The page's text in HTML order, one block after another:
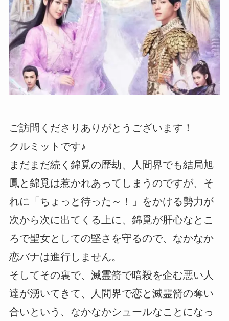
ご訪問くださりありがとうございます！
クルミットです♪
まだまだ続く錦覓の歴劫、人間界でも結局旭
鳳と錦覓は惹かれあってしまうのですが、そ
れに「ちょっと待った～！」をかける勢力が
次から次に出てくる上に、錦覓が肝心なとこ
ろで聖女としての堅さを守るので、なかなか
恋バナは進行しません。
そしてその裏で、滅霊箭で暗殺を企む悪い人
達が湧いてきて、人間界で恋と滅霊箭の奪い
合いという、なかなかシュールなことになっ